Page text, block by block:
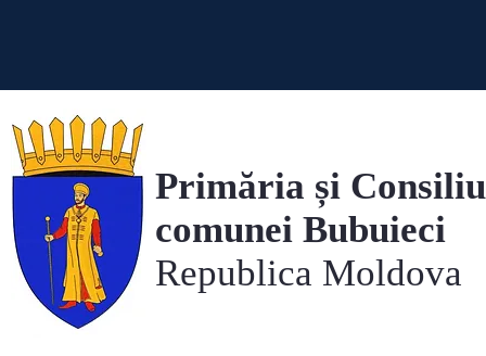
Primăria și
comunei Bubuieci
Republica Moldova